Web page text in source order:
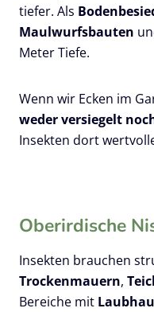
tiefer. Als
Maulwurfsbauten
Meter Tiefe.
Wenn wir Ecken im
weder versiegelt
Insekten dort
Oberirdische
Insekten brauchen
Trockenmauern,
Bereiche mit